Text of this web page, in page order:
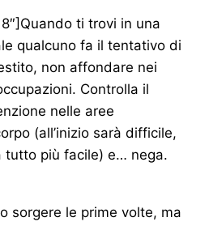
ti trovi in una
qualcuno fa il tentativo di
non affondare nei
Controlla il
nelle aree
(all’inizio sarà difficile,
tutto più facile) e… nega.
sorgere le prime volte, ma